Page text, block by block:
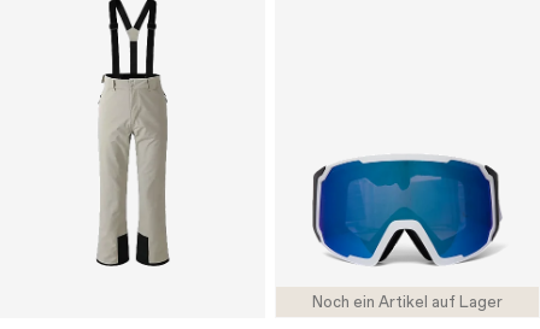
Noch ein Artikel auf Lager